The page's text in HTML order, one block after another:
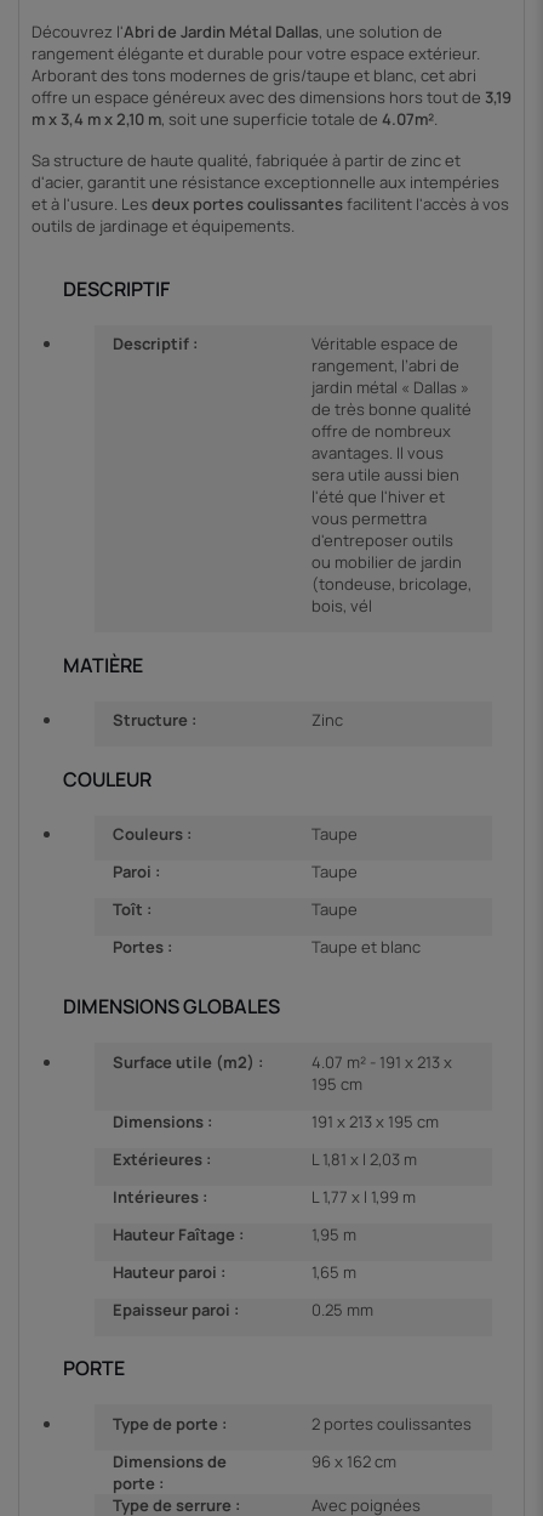
Découvrez l'Abri de Jardin Métal Dallas, une solution de
rangement élégante et durable pour votre espace extérieur.
Arborant des tons modernes de gris/taupe et blanc, cet abri
offre un espace généreux avec des dimensions hors tout de 3,19
m x 3,4 m x 2,10 m, soit une superficie totale de 4.07m².
Sa structure de haute qualité, fabriquée à partir de zinc et
d'acier, garantit une résistance exceptionnelle aux intempéries
et à l'usure. Les deux portes coulissantesfacilitent l'accès à vos
outils de jardinage et équipements.
DESCRIPTIF
Descriptif :
Véritable espace de
rangement, l’abri de
jardin métal « Dallas »
de très bonne qualité
offre de nombreux
avantages. Il vous
sera utile aussi bien
l'été que l'hiver et
vous permettra
d'entreposer outils
ou mobilier de jardin
(tondeuse, bricolage,
bois, vél
MATIÈRE
Structure : Zinc
COULEUR
Couleurs :
Taupe
Paroi :
Taupe
Toît :
Taupe
Portes :
Taupe et blanc
DIMENSIONS GLOBALES
Surface utile (m2) :
4.07 m² - 191 x 213 x
195 cm
Dimensions :
191 x 213 x 195 cm
Extérieures :
L 1,81 x l 2,03 m
Intérieures :
L 1,77 x l 1,99 m
Hauteur Faîtage :
1,95 m
Hauteur paroi :
1,65 m
Epaisseur paroi :
0.25 mm
PORTE
Type de porte :
2 portes coulissantes
Dimensions de
porte :
96 x 162 cm
Type de serrure :
Avec poignées